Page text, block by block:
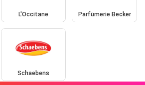
L'Occitane Parfümerie Becker
Schaebens